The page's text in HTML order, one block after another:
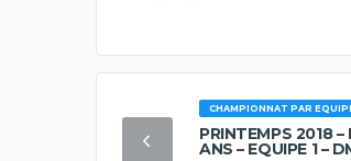
CHAMPIONNAT PAR
PRINTEMPS 2018 –
ANS – EQUIPE 1 –